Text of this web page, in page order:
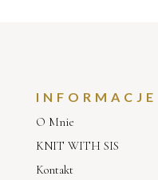
O Mnie
KNIT WITH SIS
Kontakt